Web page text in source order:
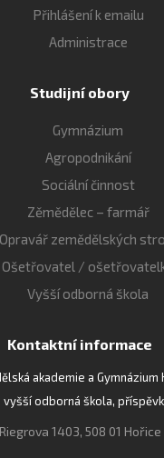
Přihlášení k emailu
Administrace
Studijní obory
Gymnázium
Agropodnikání
Sociální činnost
Zěmědělec – farmář
Opravář zemědělských
Ošetřovatel /
Vyšší odborná škola
Kontaktní informace
akademie a Gymnázium
odborná škola,
Riegrova 1403, 508 01 Hořice